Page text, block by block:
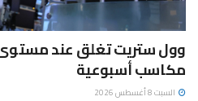
وول ستريت تغلق عند
مكاسب أسبوعية
السبت 8 أغسطس 2026